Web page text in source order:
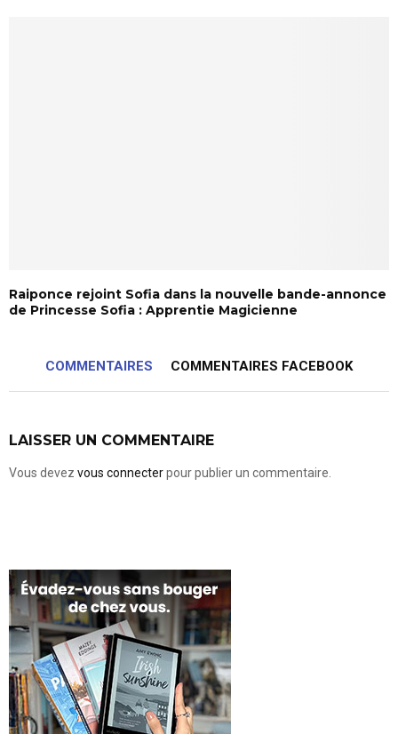
Raiponce rejoint Sofia dans la nouvelle bande-annonce
de Princesse Sofia : Apprentie Magicienne
COMMENTAIRES COMMENTAIRES FACEBOOK
LAISSER UN COMMENTAIRE
Vous devez vous connecterpour publier un commentaire.